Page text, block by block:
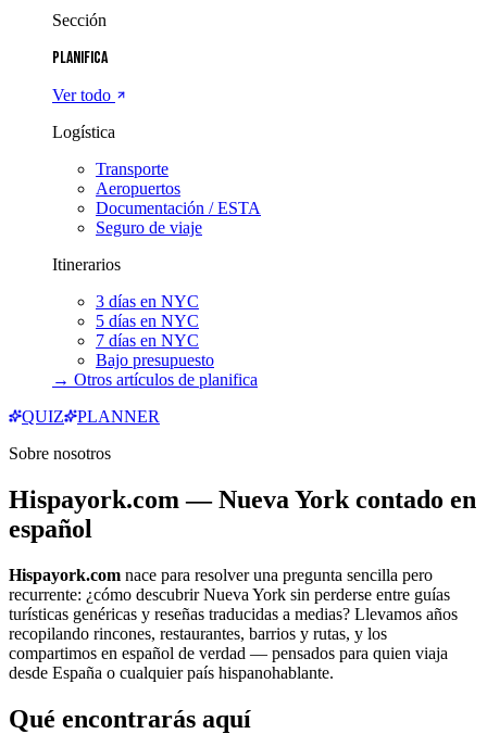
Sección
Planifica
Ver todo
Logística
Transporte
Aeropuertos
Documentación / ESTA
Seguro de viaje
Itinerarios
3 días en NYC
5 días en NYC
7 días en NYC
Bajo presupuesto
→ Otros artículos de planifica
QUIZ
PLANNER
Sobre nosotros
Hispayork.com — Nueva York contado en
español
Hispayork.com nace para resolver una pregunta sencilla pero
recurrente: ¿cómo descubrir Nueva York sin perderse entre guías
turísticas genéricas y reseñas traducidas a medias? Llevamos años
recopilando rincones, restaurantes, barrios y rutas, y los
compartimos en español de verdad — pensados para quien viaja
desde España o cualquier país hispanohablante.
Qué encontrarás aquí